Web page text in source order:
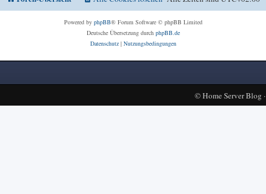
Powered by phpBB® Forum Software © phpBB Limited
Deutsche Übersetzung durch phpBB.de
Datenschutz| Nutzungsbedingungen
©Home Server Blog